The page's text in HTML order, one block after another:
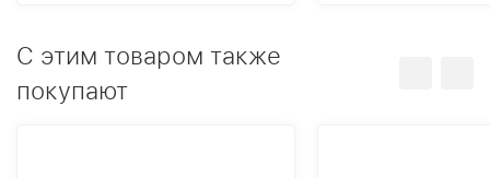
C этим товаром также
покупают